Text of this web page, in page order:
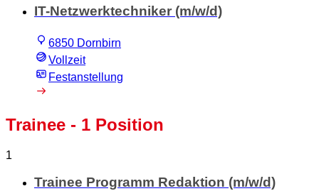
IT-Netzwerktechniker (m/w/d)
6850 Dornbirn
Vollzeit
Festanstellung
Trainee - 1 Position
1
Trainee Programm Redaktion (m/w/d)